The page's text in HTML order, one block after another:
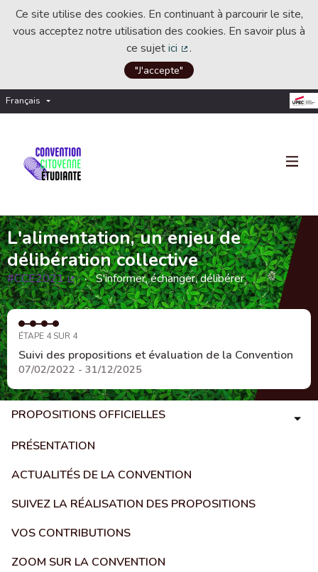
Ce site utilise des cookies. En continuant à parcourir le site,
vous acceptez notre utilisation des cookies. En savoir plus à
ce sujetici
(Lien externe)
.
"J'accepte"
Français Choisir la langue
L'alimentation, un enjeu de
délibération collective
#CCE2021
(Lien externe)
S'informer, échanger, délibérer
ÉTAPE 4 SUR 4
Suivi des propositions et évaluation de la Convention
07/02/2022 - 31/12/2025
PROPOSITIONS OFFICIELLES
PRÉSENTATION
ACTUALITÉS DE LA CONVENTION
SUIVEZ LA RÉALISATION DES PROPOSITIONS
VOS CONTRIBUTIONS
ZOOM SUR LA CONVENTION